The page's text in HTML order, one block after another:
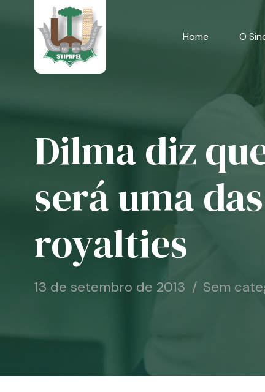
Home O
Dilma diz
será uma
royalties
13 de setembro de 2013 Sem